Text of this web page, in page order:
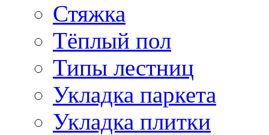
Стяжка
Тёплый пол
Типы лестниц
Укладка паркета
Укладка плитки